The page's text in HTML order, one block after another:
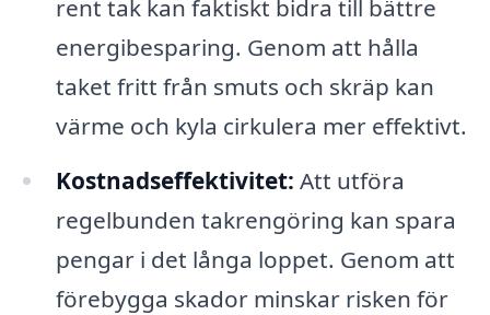
rent tak kan faktiskt bidra till bättre
energibesparing. Genom att hålla
taket fritt från smuts och skräp kan
värme och kyla cirkulera mer effektivt.
Kostnadseffektivitet: Att utföra
regelbunden takrengöring kan spara
pengar i det långa loppet. Genom att
förebygga skador minskar risken för